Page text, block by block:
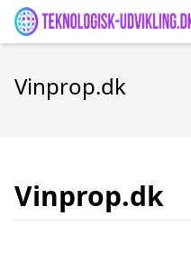
Vinprop.dk
Vinprop.dk